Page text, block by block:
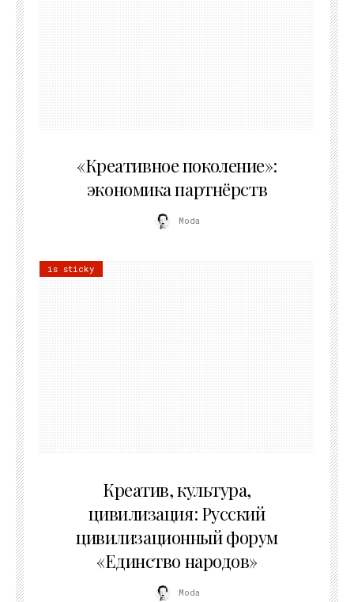
«Креативное поколение»:
экономика партнёрств
Moda
is sticky
Креатив, культура,
цивилизация: Русский
цивилизационный форум
«Единство народов»
Moda